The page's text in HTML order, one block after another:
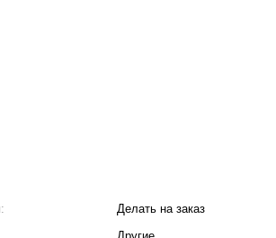
Делать на заказ